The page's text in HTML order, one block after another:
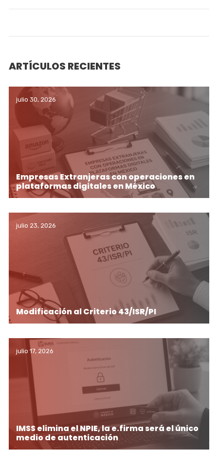
ARTÍCULOS RECIENTES
julio 30, 2026
Empresas Extranjeras con operaciones en
plataformas digitales en México
julio 23, 2026
Modificación al Criterio 43/ISR/PI
julio 17, 2026
IMSS elimina el NPIE, la e.firma será el único
medio de autenticación